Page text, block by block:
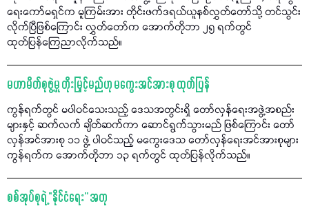
ရေးကော်မရှင်က မူကြမ်းအား တိုင်းဖက်ဒရယ်ယူနစ်လွှတ်တော်သို့ တင်သွင်း
လိုက်ပြီဖြစ်ကြောင်း လွှတ်တော်က အောက်တိုဘာ ၂၅ ရက်တွင်
ထုတ်ပြန်ကြေညာလိုက်သည်။
မဟာမိတ်စုဖွဲ့မှု တိုးမြှင့်မည်ဟု မကွေးအင်အားစု ထုတ်ပြန်
ကွန်ရက်တွင် မပါဝင်သေးသည့် ဒေသအတွင်းရှိ တော်လှန်ရေးအဖွဲ့အစည်း
များနှင့် ဆက်လက် ချိတ်ဆက်ကာ ဆောင်ရွက်သွားမည် ဖြစ်ကြောင်း တော်
လှန်အင်အားစု ၁၁ ဖွဲ့ ပါဝင်သည့် မကွေးဒေသ တော်လှန်ရေးအင်အားစုများ
ကွန်ရက်က အောက်တိုဘာ ၁၃ ရက်တွင် ထုတ်ပြန်လိုက်သည်။
စစ်အုပ်စုရဲ့ “နိုင်ငံရေး” အတု